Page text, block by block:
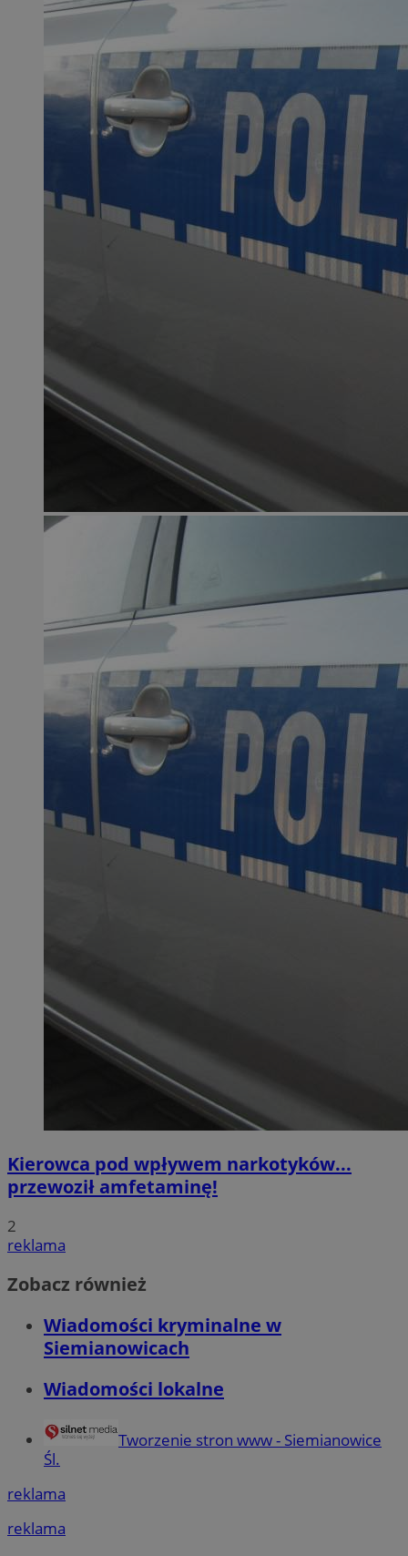
Kierowca pod wpływem narkotyków...
przewoził amfetaminę!
2
reklama
Zobacz również
Wiadomości kryminalne w
Siemianowicach
Wiadomości lokalne
Tworzenie stron www - Siemianowice
Śl.
reklama
reklama